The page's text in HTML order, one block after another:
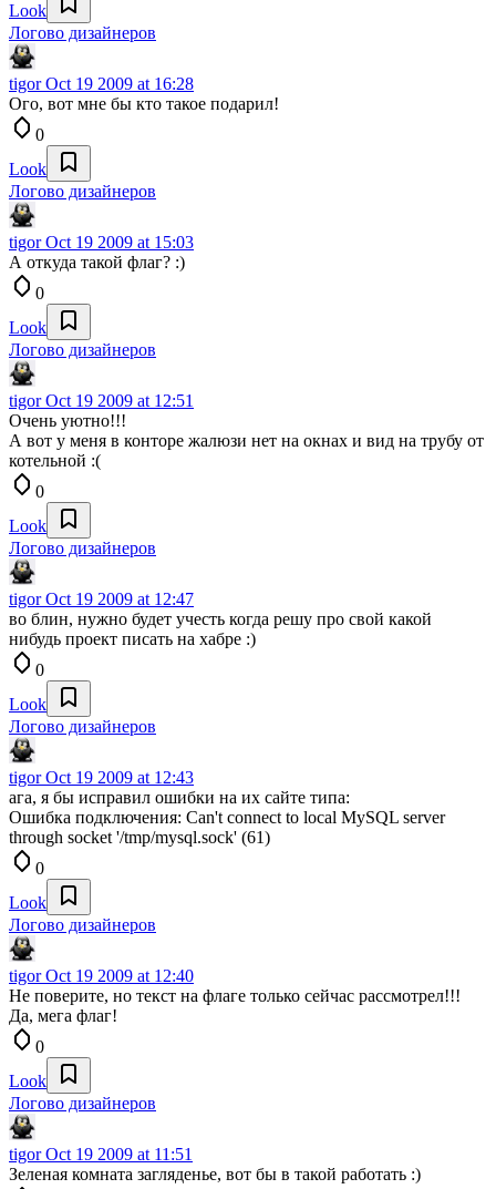
Look
Логово дизайнеров
tigorOct 19 2009 at 16:28
Ого, вот мне бы кто такое подарил!
0
Look
Логово дизайнеров
tigorOct 19 2009 at 15:03
А откуда такой флаг? :)
0
Look
Логово дизайнеров
tigorOct 19 2009 at 12:51
Очень уютно!!!
А вот у меня в конторе жалюзи нет на окнах и вид на трубу от
котельной :(
0
Look
Логово дизайнеров
tigorOct 19 2009 at 12:47
во блин, нужно будет учесть когда решу про свой какой
нибудь проект писать на хабре :)
0
Look
Логово дизайнеров
tigorOct 19 2009 at 12:43
ага, я бы исправил ошибки на их сайте типа:
Ошибка подключения: Can't connect to local MySQL server
through socket '/tmp/mysql.sock' (61)
0
Look
Логово дизайнеров
tigorOct 19 2009 at 12:40
Не поверите, но текст на флаге только сейчас рассмотрел!!!
Да, мега флаг!
0
Look
Логово дизайнеров
tigorOct 19 2009 at 11:51
Зеленая комната загляденье, вот бы в такой работать :)